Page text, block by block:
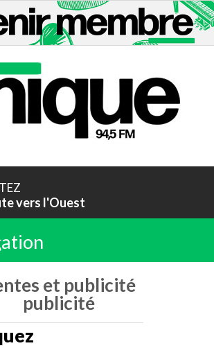
vers l'Ouest
et publicité
publicité